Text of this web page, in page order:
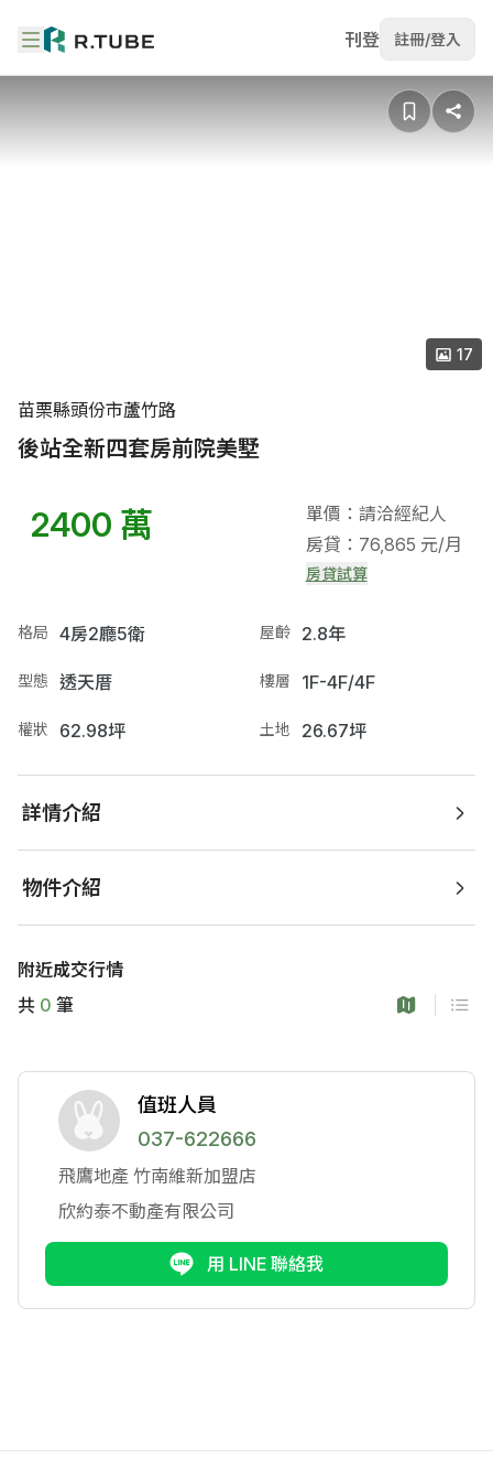
刊登 註冊/登入
苗栗縣頭份市蘆竹路
後站全新四套房前院美墅
17
2400 萬
單價：請洽經紀人
房貸：76,865 元/月
房貸試算
格局 4房2廳5衛 屋齡 2.8年
型態 透天厝 樓層 1F-4F/4F
權狀 62.98坪 土地 26.67坪
詳情介紹
物件介紹
附近成交行情
共 0 筆
值班人員
037-622666
飛鷹地產 竹南維新加盟店
欣約泰不動產有限公司
用 LINE 聯絡我